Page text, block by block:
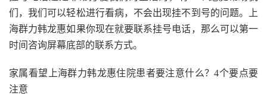
们，我们可以轻松进行看病，不会出现挂不到号的问题。上
海群力韩龙惠如果你现在就要联系挂号电话，那么可以第一
时间咨询屏幕底部的联系方式。
家属看望上海群力韩龙惠住院患者要注意什么？4个要点要
注意